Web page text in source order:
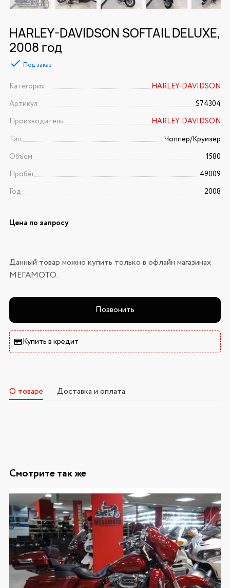
HARLEY-DAVIDSON SOFTAIL DELUXE,
2008 год
Под заказ
Категория
HARLEY-DAVIDSON
Артикул
S74304
Производитель
HARLEY-DAVIDSON
Тип
Чоппер/Круизер
Объем
1580
Пробег
49009
Год
2008
Цена по запросу
Данный товар можно купить только в офлайн магазинах
МЕГАМОТО.
Позвонить
Купить в кредит
О товаре Доставка и оплата
Смотрите так же